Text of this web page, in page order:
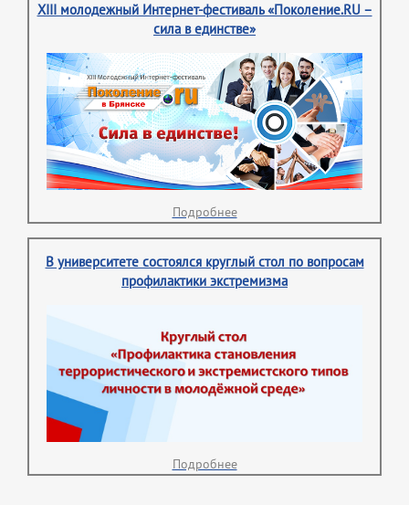
XIII молодежный Интернет-фестиваль «Поколение.RU –
сила в единстве»
Подробнее
В университете состоялся круглый стол по вопросам
профилактики экстремизма
Подробнее